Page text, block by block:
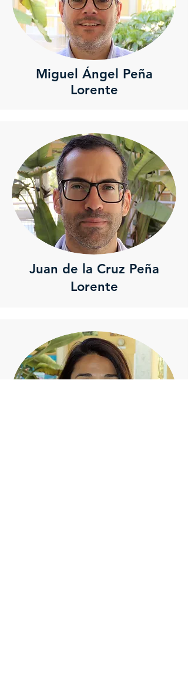
Miguel Ángel Peña
Lorente
Juan de la Cruz Peña
Lorente